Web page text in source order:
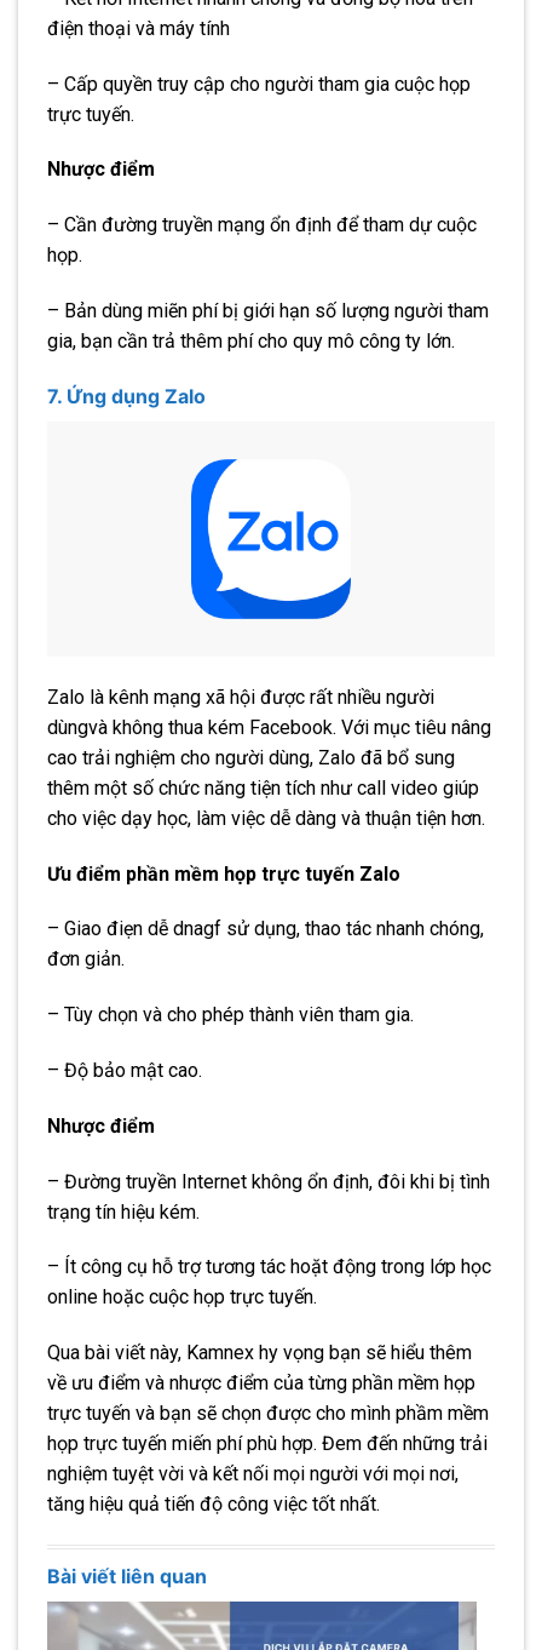
điện thoại và máy tính
– Cấp quyền truy cập cho người tham gia cuộc họp
trực tuyến.
Nhược điểm
– Cần đường truyền mạng ổn định để tham dự cuộc
họp.
– Bản dùng miẽn phí bị giới hạn số lượng người tham
gia, bạn cần trả thêm phí cho quy mô công ty lớn.
7. Ứng dụng Zalo
Zalo là kênh mạng xã hội được rất nhiều người
dùngvà không thua kém Facebook. Với mục tiêu nâng
cao trải nghiệm cho người dùng, Zalo đã bổ sung
thêm một số chức năng tiện tích như call video giúp
cho việc dạy học, làm việc dễ dàng và thuận tiện hơn.
Ưu điểm phần mềm họp trực tuyến Zalo
– Giao điẹn dễ dnagf sử dụng, thao tác nhanh chóng,
đơn giản.
– Tùy chọn và cho phép thành viên tham gia.
– Độ bảo mật cao.
Nhược điểm
– Đường truyền Internet không ổn định, đôi khi bị tình
trạng tín hiệu kém.
– Ít công cụ hỗ trợ tương tác hoặt động trong lớp học
online hoặc cuộc họp trực tuyến.
Qua bài viết này, Kamnex hy vọng bạn sẽ hiểu thêm
về ưu điểm và nhược điểm của từng phần mềm họp
trực tuyến và bạn sẽ chọn được cho mình phầm mềm
họp trực tuyến miến phí phù hợp. Đem đến những trải
nghiệm tuyệt vời và kết nối mọi người với mọi nơi,
tăng hiệu quả tiến độ công việc tốt nhất.
Bài viết liên quan